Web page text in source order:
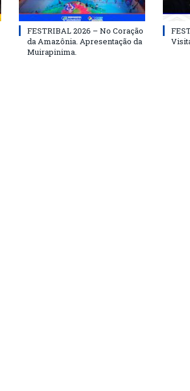
FESTRIBAL 2026 – No Coração
da Amazônia. Apresentação da
Muirapinima.